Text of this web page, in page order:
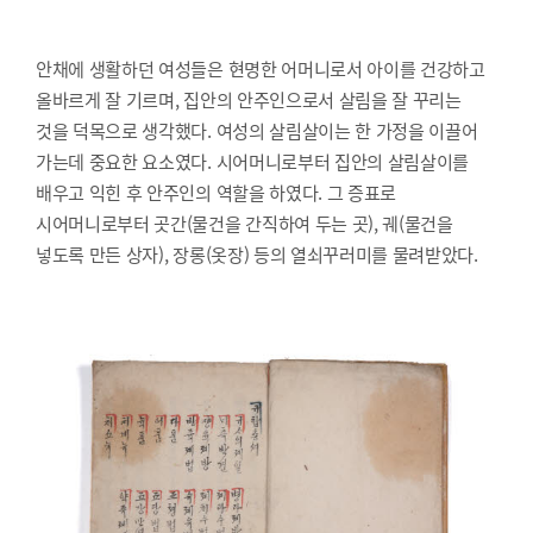
안채에 생활하던 여성들은 현명한 어머니로서 아이를 건강하고
올바르게 잘 기르며, 집안의 안주인으로서 살림을 잘 꾸리는
것을 덕목으로 생각했다. 여성의 살림살이는 한 가정을 이끌어
가는데 중요한 요소였다. 시어머니로부터 집안의 살림살이를
배우고 익힌 후 안주인의 역할을 하였다. 그 증표로
시어머니로부터 곳간(물건을 간직하여 두는 곳), 궤(물건을
넣도록 만든 상자), 장롱(옷장) 등의 열쇠꾸러미를 물려받았다.